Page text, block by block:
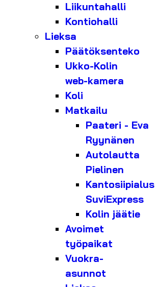
Liikuntahalli
Kontiohalli
Lieksa
Päätöksenteko
Ukko-Kolin
web-kamera
Koli
Matkailu
Paateri - Eva
Ryynänen
Autolautta
Pielinen
Kantosiipialus
SuviExpress
Kolin jäätie
Avoimet
työpaikat
Vuokra-
asunnot